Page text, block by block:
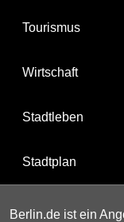
Tourismus
Wirtschaft
Stadtleben
Stadtplan
Berlin.de ist ein